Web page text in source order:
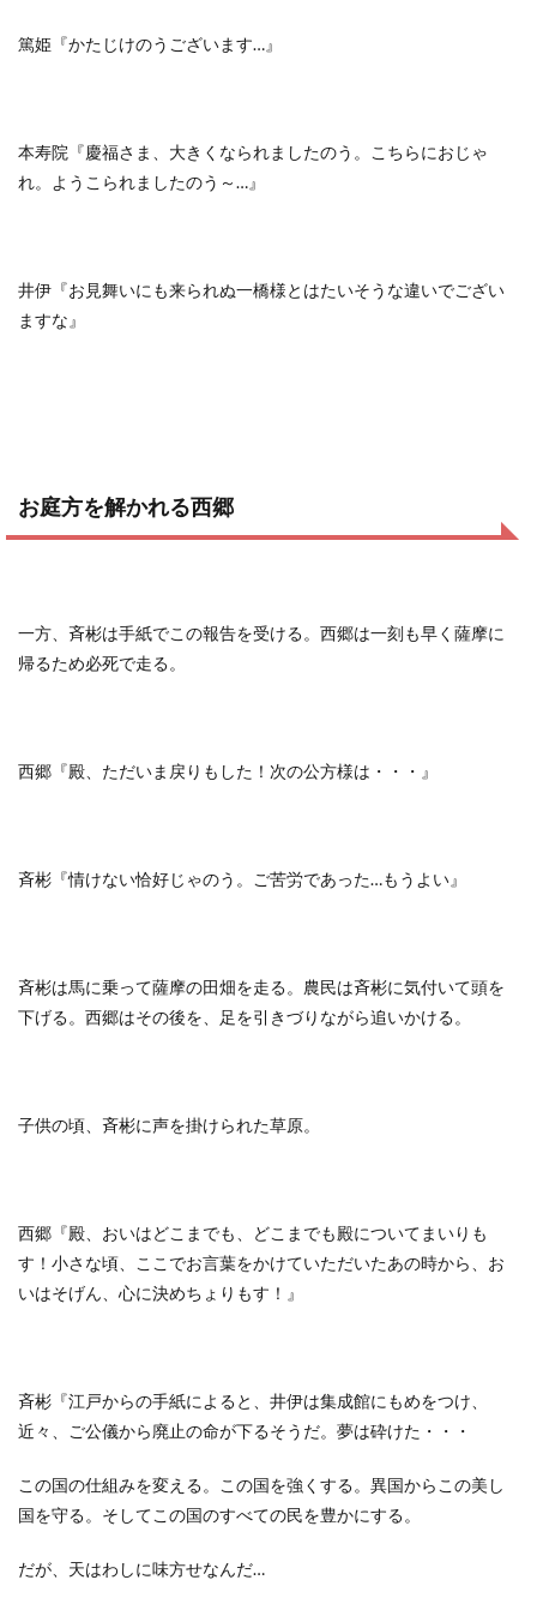
篤姫『かたじけのうございます…』
本寿院『慶福さま、大きくなられましたのう。こちらにおじゃ
れ。ようこられましたのう～…』
井伊『お見舞いにも来られぬ一橋様とはたいそうな違いでござい
ますな』
お庭方を解かれる西郷
一方、斉彬は手紙でこの報告を受ける。西郷は一刻も早く薩摩に
帰るため必死で走る。
西郷『殿、ただいま戻りもした！次の公方様は・・・』
斉彬『情けない恰好じゃのう。ご苦労であった…もうよい』
斉彬は馬に乗って薩摩の田畑を走る。農民は斉彬に気付いて頭を
下げる。西郷はその後を、足を引きづりながら追いかける。
子供の頃、斉彬に声を掛けられた草原。
西郷『殿、おいはどこまでも、どこまでも殿についてまいりも
す！小さな頃、ここでお言葉をかけていただいたあの時から、お
いはそげん、心に決めちょりもす！』
斉彬『江戸からの手紙によると、井伊は集成館にもめをつけ、
近々、ご公儀から廃止の命が下るそうだ。夢は砕けた・・・
この国の仕組みを変える。この国を強くする。異国からこの美し
国を守る。そしてこの国のすべての民を豊かにする。
だが、天はわしに味方せなんだ…